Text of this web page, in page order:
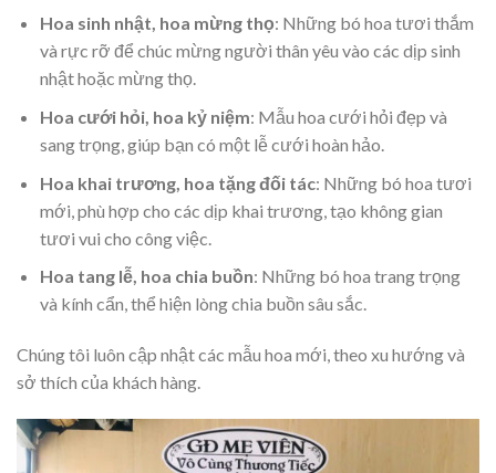
Hoa sinh nhật, hoa mừng thọ: Những bó hoa tươi thắm
và rực rỡ để chúc mừng người thân yêu vào các dịp sinh
nhật hoặc mừng thọ.
Hoa cưới hỏi, hoa kỷ niệm: Mẫu hoa cưới hỏi đẹp và
sang trọng, giúp bạn có một lễ cưới hoàn hảo.
Hoa khai trương, hoa tặng đối tác: Những bó hoa tươi
mới, phù hợp cho các dịp khai trương, tạo không gian
tươi vui cho công việc.
Hoa tang lễ, hoa chia buồn: Những bó hoa trang trọng
và kính cẩn, thể hiện lòng chia buồn sâu sắc.
Chúng tôi luôn cập nhật các mẫu hoa mới, theo xu hướng và
sở thích của khách hàng.